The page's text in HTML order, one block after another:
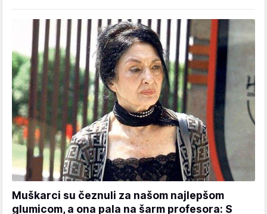
Muškarci su čeznuli za našom najlepšom
glumicom, a ona pala na šarm profesora: S